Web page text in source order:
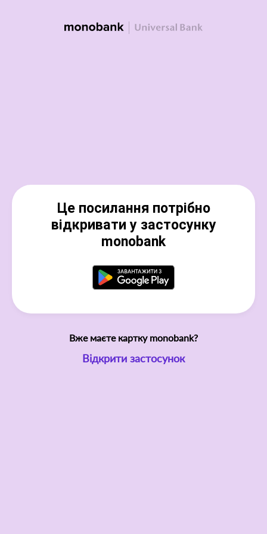
Це посилання потрібно
відкривати у застосунку
monobank
Вже маєте картку monobank?
Відкрити застосунок